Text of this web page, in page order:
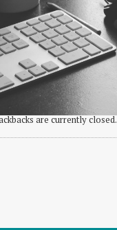
are currently closed.